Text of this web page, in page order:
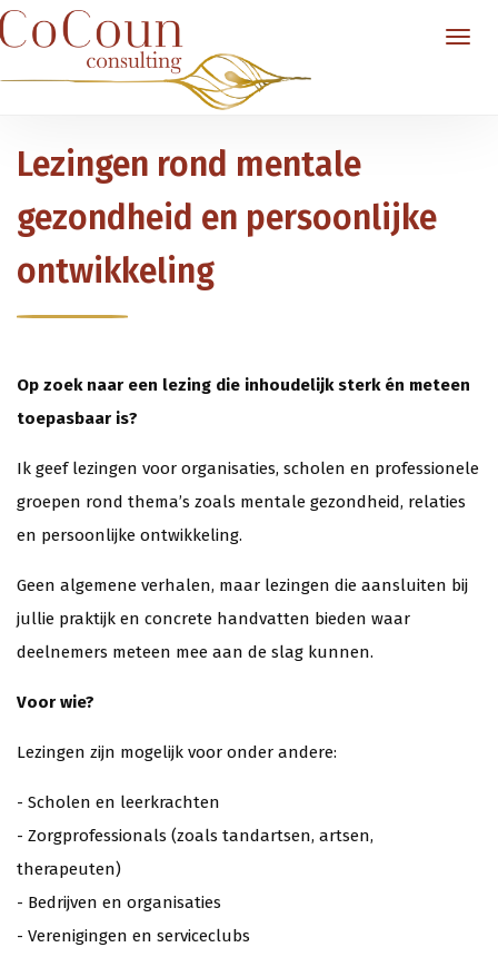
Lezingen rond mentale
gezondheid en persoonlijke
ontwikkeling
Op zoek naar een lezing die inhoudelijk sterk én meteen
toepasbaar is?
Ik geef lezingen voor organisaties, scholen en professionele
groepen rond thema’s zoals mentale gezondheid, relaties
en persoonlijke ontwikkeling.
Geen algemene verhalen, maar lezingen die aansluiten bij
jullie praktijk en concrete handvatten bieden waar
deelnemers meteen mee aan de slag kunnen.
Voor wie?
Lezingen zijn mogelijk voor onder andere:
- Scholen en leerkrachten
- Zorgprofessionals (zoals tandartsen, artsen,
therapeuten)
- Bedrijven en organisaties
- Verenigingen en serviceclubs